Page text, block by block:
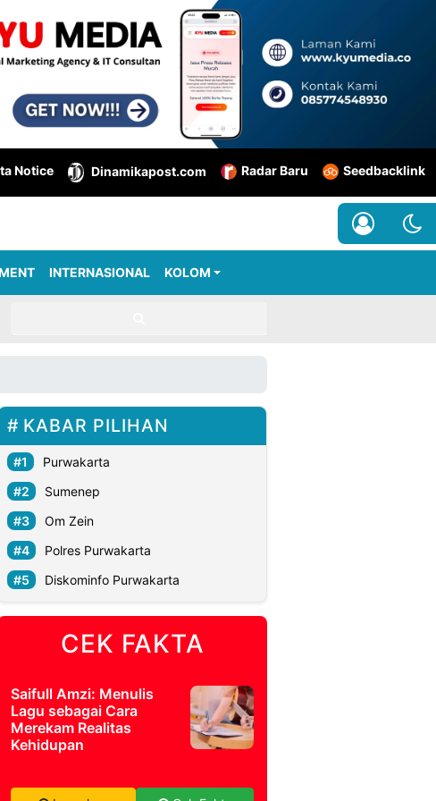
Notice Dinamikapost.com Radar Baru Seedbacklink
INTERNASIONAL KOLOM
KABAR PILIHAN
Purwakarta
Sumenep
Om Zein
Polres Purwakarta
Diskominfo Purwakarta
CEK FAKTA
Saifull Amzi: Menulis
Lagu sebagai Cara
Merekam Realitas
Kehidupan